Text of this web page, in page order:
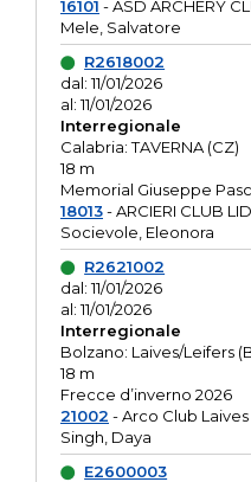
16101 - ASD ARCHERY
Mele, Salvatore
R2618002
dal: 11/01/2026
al: 11/01/2026
Interregionale
Calabria: TAVERNA (CZ)
18 m
Memorial Giuseppe
18013- ARCIERI CLUB
Socievole, Eleonora
R2621002
dal: 11/01/2026
al: 11/01/2026
Interregionale
Bolzano: Laives/Leifers
18 m
Frecce d’inverno 2026
21002 - Arco Club Laives
Singh, Daya
E2600003